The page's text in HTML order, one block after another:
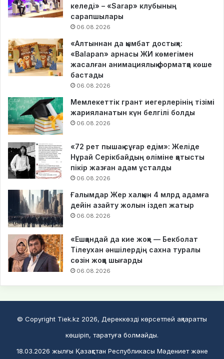
келеді» – «Sarap» клубының
сарапшылары
06.08.2026
«Алтыннан да қымбат достық»:
«Balapan» арнасы ЖИ көмегімен
жасалған анимациялық форматқа көше
бастады
06.08.2026
Мемлекеттік грант иегерлерінің тізімі
жарияланатын күн белгілі болды
06.08.2026
«72 рет пышақ сұғар едім»: Желіде
Нұрай Серікбайдың өліміне қатысты
пікір жазған адам ұсталды
06.08.2026
Ғалымдар Жер халқын 4 млрд адамға
дейін азайту жолын іздеп жатыр
06.08.2026
«Ешқандай да кие жоқ» — Бекболат
Тілеухан әншілердің сахна туралы
сөзін жоққа шығарды
06.08.2026
© Copyright Tiek.kz 2026, Дереккөзді көрсетпей ақпаратты
көшіріп, таратуға болмайды.
18.03.2026 жылғы Қазақстан Республикасы Мәдениет және